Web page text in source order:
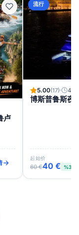
卢
流行
5.00(17) 4
博斯普鲁斯夜
起始价
60 €40 € %33